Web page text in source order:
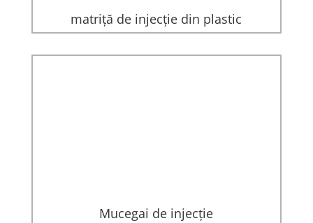
matriță de injecție din plastic
Mucegai de injecție